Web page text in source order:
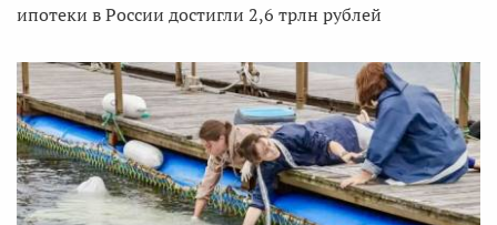
ипотеки в России достигли 2,6 трлн рублей